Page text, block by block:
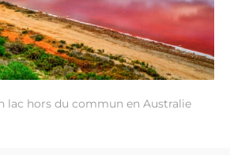
lac hors du commun en Australie